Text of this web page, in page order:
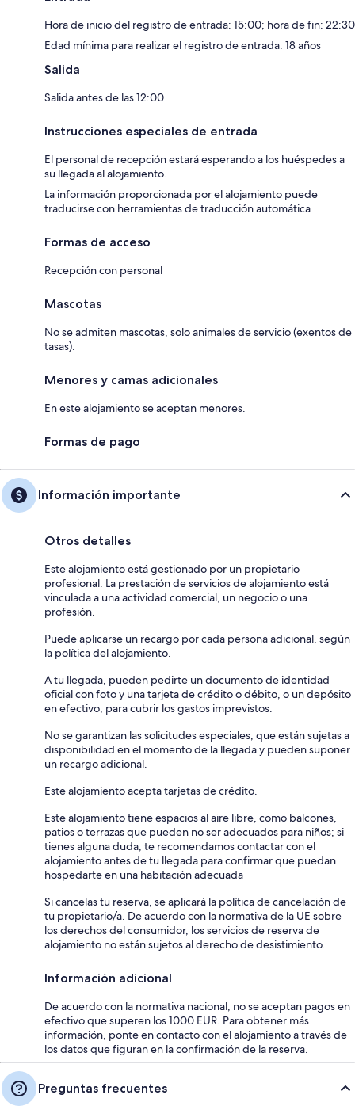
Hora de inicio del registro de entrada: 15:00; hora de fin: 22:30
Edad mínima para realizar el registro de entrada: 18 años
Salida
Salida antes de las 12:00
Instrucciones especiales de entrada
El personal de recepción estará esperando a los huéspedes a
su llegada al alojamiento.
La información proporcionada por el alojamiento puede
traducirse con herramientas de traducción automática
Formas de acceso
Recepción con personal
Mascotas
No se admiten mascotas, solo animales de servicio (exentos de
tasas).
Menores y camas adicionales
En este alojamiento se aceptan menores.
Formas de pago
Información importante
Otros detalles
Este alojamiento está gestionado por un propietario
profesional. La prestación de servicios de alojamiento está
vinculada a una actividad comercial, un negocio o una
profesión.
Puede aplicarse un recargo por cada persona adicional, según
la política del alojamiento.
A tu llegada, pueden pedirte un documento de identidad
oficial con foto y una tarjeta de crédito o débito, o un depósito
en efectivo, para cubrir los gastos imprevistos.
No se garantizan las solicitudes especiales, que están sujetas a
disponibilidad en el momento de la llegada y pueden suponer
un recargo adicional.
Este alojamiento acepta tarjetas de crédito.
Este alojamiento tiene espacios al aire libre, como balcones,
patios o terrazas que pueden no ser adecuados para niños; si
tienes alguna duda, te recomendamos contactar con el
alojamiento antes de tu llegada para confirmar que puedan
hospedarte en una habitación adecuada
Si cancelas tu reserva, se aplicará la política de cancelación de
tu propietario/a. De acuerdo con la normativa de la UE sobre
los derechos del consumidor, los servicios de reserva de
alojamiento no están sujetos al derecho de desistimiento.
Información adicional
De acuerdo con la normativa nacional, no se aceptan pagos en
efectivo que superen los 1000 EUR. Para obtener más
información, ponte en contacto con el alojamiento a través de
los datos que figuran en la confirmación de la reserva.
Preguntas frecuentes